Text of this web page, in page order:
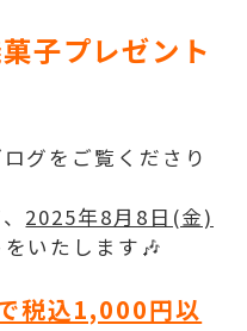
子プレゼント
グをご覧くださり
2025年8月8日(金)
いたします🎶
税込1,000円以